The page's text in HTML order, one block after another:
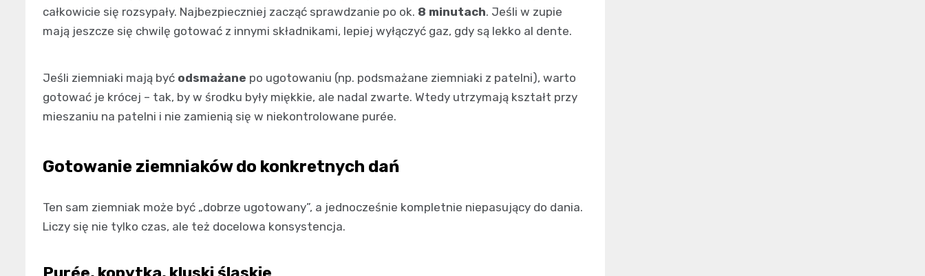
całkowicie się rozsypały. Najbezpieczniej zacząć sprawdzanie po ok. 8 minutach. Jeśli w zupie
mają jeszcze się chwilę gotować z innymi składnikami, lepiej wyłączyć gaz, gdy są lekko al dente.
Jeśli ziemniaki mają być odsmażane po ugotowaniu (np. podsmażane ziemniaki z patelni), warto
gotować je krócej – tak, by w środku były miękkie, ale nadal zwarte. Wtedy utrzymają kształt przy
mieszaniu na patelni i nie zamienią się w niekontrolowane purée.
Gotowanie ziemniaków do konkretnych dań
Ten sam ziemniak może być „dobrze ugotowany”, a jednocześnie kompletnie niepasujący do dania.
Liczy się nie tylko czas, ale też docelowa konsystencja.